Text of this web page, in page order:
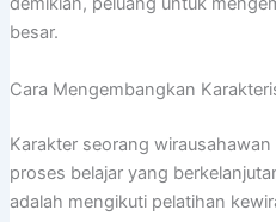
besar.
Cara Mengembangkan
Karakter seorang
proses belajar yang
adalah mengikuti pelatihan